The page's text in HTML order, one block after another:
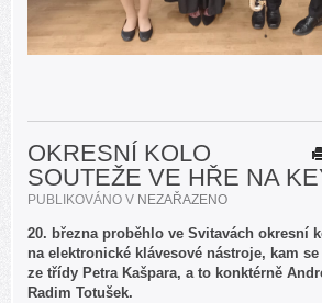
OKRESNÍ KOLO
SOUTEŽE VE HŘE NA
PUBLIKOVÁNO V NEZAŘAZENO
20. března proběhlo ve Svitavách okresní
na elektronické klávesové nástroje, kam
ze třídy Petra Kašpara, a to konktérně
Radim Totušek.